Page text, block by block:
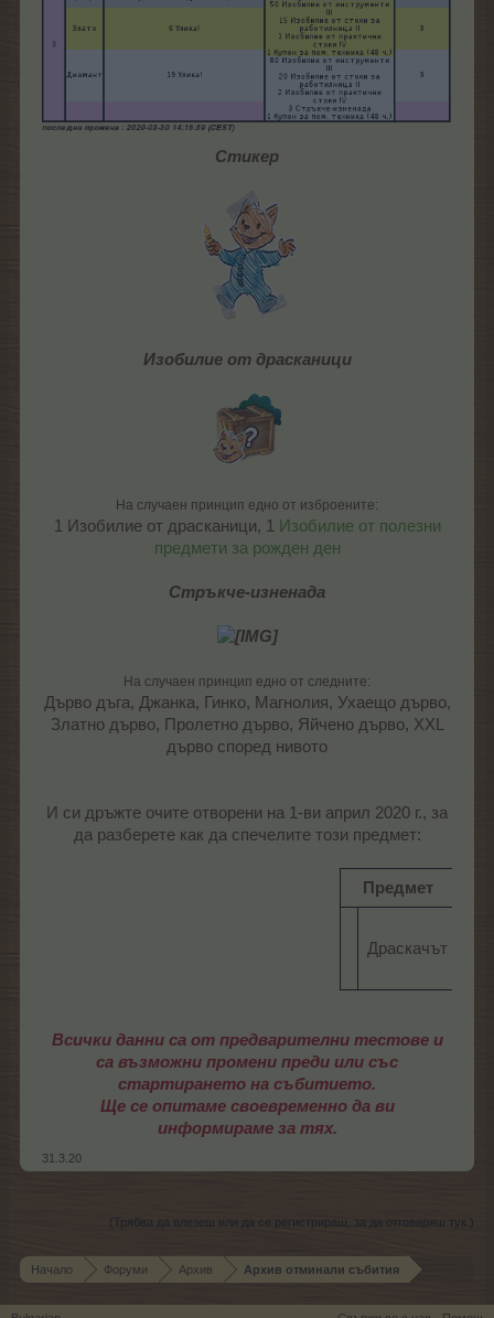
Стикер
Изобилие от драсканици
На случаен принцип едно от изброените:
1 Изобилие от драсканици, 1
Изобилие от полезни
предмети за рожден ден
Стръкче-изненада
На случаен принцип едно от следните:
Дърво дъга, Джанка, Гинко, Магнолия, Ухаещо дърво,
Златно дърво, Пролетно дърво, Яйчено дърво, XXL
дърво според нивото
И си дръжте очите отворени на 1-ви април 2020 г., за
да разберете как да спечелите този предмет:
Предмет
Драскачът​
Всички данни са от предварителни тестове и
са възможни промени преди или със
стартирането на събитието.
Ще се опитаме своевременно да ви
информираме за тях.
31.3.20
(Трябва да влезеш или да се регистрираш, за да отговаряш тук.)
Начало Форуми Архив Архив отминали събития